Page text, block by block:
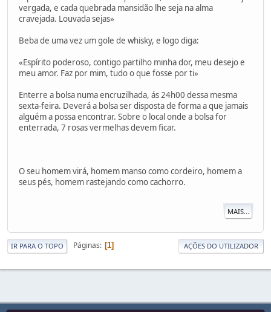
vergada, e cada quebrada mansidão lhe seja na alma
cravejada. Louvada sejas»
Beba de uma vez um gole de whisky, e logo diga:
«Espírito poderoso, contigo partilho minha dor, meu desejo e
meu amor. Faz por mim, tudo o que fosse por ti»
Enterre a bolsa numa encruzilhada, ás 24h00 dessa mesma
sexta-feira. Deverá a bolsa ser disposta de forma a que jamais
alguém a possa encontrar. Sobre o local onde a bolsa for
enterrada, 7 rosas vermelhas devem ficar.
O seu homem virá, homem manso como cordeiro, homem a
seus pés, homem rastejando como cachorro.
MAIS...
IR PARA O TOPO Páginas 1 AÇÕES DO UTILIZADOR